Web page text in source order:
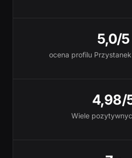
5,0/5
ocena profilu
4,98/
Wiele